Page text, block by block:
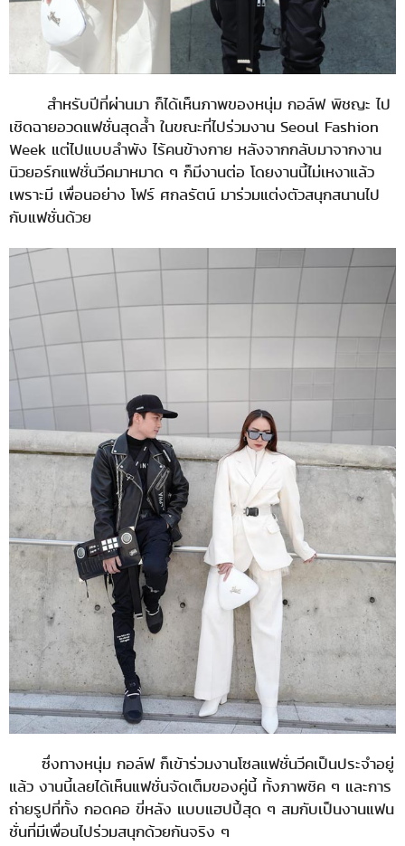
สำหรับปีที่ผ่านมา ก็ได้เห็นภาพของหนุ่ม กอล์ฟ พิชญะ ไป
เชิดฉายอวดแฟชั่นสุดล้ำ ในขณะที่ไปร่วมงาน Seoul Fashion
Week แต่ไปแบบลำพัง ไร้คนข้างกาย หลังจากกลับมาจากงาน
นิวยอร์กแฟชั่นวีคมาหมาด ๆ ก็มีงานต่อ โดยงานนี้ไม่เหงาแล้ว
เพราะมี เพื่อนอย่าง โฟร์ ศกลรัตน์ มาร่วมแต่งตัวสนุกสนานไป
กับแฟชั่นด้วย
ซึ่งทางหนุ่ม กอล์ฟ ก็เข้าร่วมงานโซลแฟชั่นวีคเป็นประจำอยู่
แล้ว งานนี้เลยได้เห็นแฟชั่นจัดเต็มของคู่นี้ ทั้งภาพชิค ๆ และการ
ถ่ายรูปที่ทั้ง กอดคอ ขี่หลัง แบบแฮปปี้สุด ๆ สมกับเป็นงานแฟน
ชั่นที่มีเพื่อนไปร่วมสนุกด้วยกันจริง ๆ